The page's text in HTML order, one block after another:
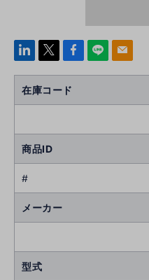
linke
Face
k
line mail
在庫コード
商品ID
#
メーカー
型式